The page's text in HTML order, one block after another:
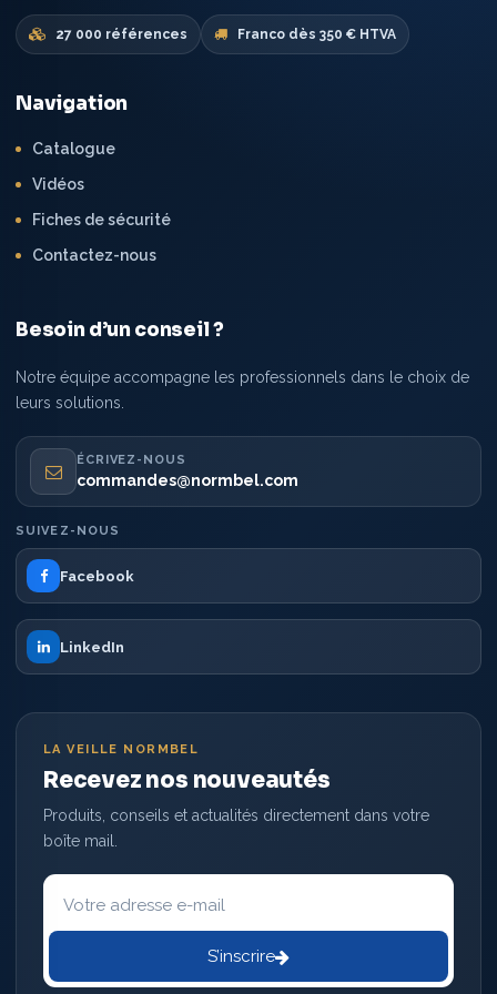
27 000 références Franco dès 350 € HTVA
Navigation
Catalogue
Vidéos
Fiches de sécurité
Contactez-nous
Besoin d’un conseil ?
Notre équipe accompagne les professionnels dans le choix de
leurs solutions.
ÉCRIVEZ-NOUS
commandes@normbel.com
SUIVEZ-NOUS
Facebook
LinkedIn
LA VEILLE NORMBEL
Recevez nos nouveautés
Produits, conseils et actualités directement dans votre
boîte mail.
Votre
adresse
mail
S’inscrire